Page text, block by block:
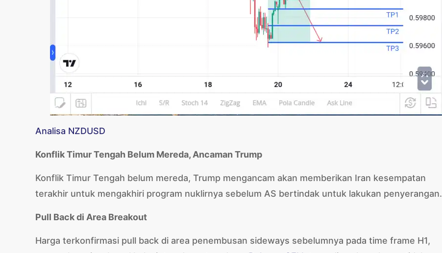
Analisa NZDUSD
Konflik Timur Tengah Belum Mereda, Ancaman Trump
Konflik Timur Tengah belum mereda, Trump mengancam akan memberikan Iran kesempatan
terakhir untuk mengakhiri program nuklirnya sebelum AS bertindak untuk lakukan penyerangan.
Pull Back di Area Breakout
Harga terkonfirmasi pull back di area penembusan sideways sebelumnya pada time frame H1,